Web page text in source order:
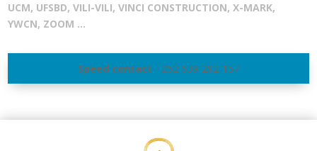
UCM, UFSBD, VILI-VILI, VINCI CONSTRUCTION, X-MARK,
YWCN, ZOOM ...
Speed contact +262 639-292-157